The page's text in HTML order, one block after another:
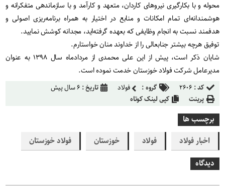
محوله و با بکارگیری نیروهای کاردان، متعهد و کارآمد و با سازماندهی متفکرانه و
هوشمندانه‌ای تمام امکانات و منابع در اختیار به همراه برنامه‌ریزی اصولی و
هدفمند نسبت به انجام وظایفی که بعهده گرفته‌اید، مجدانه کوشش نمایید.
توفیق هرچه بیشتر جنابعالی را از خداوند منان خواستارم.
شایان ذکر است، پیش از این علی محمدی از مردادماه سال ۱۳۹۸ به عنوان
مدیرعامل شرکت فولاد خوزستان خدمت نموده است.
کد : ۲۶۰۶ گروه : فولاد تاریخ : ۶ سال پیش
پرینت
کپی لینک کوتاه
برچسب ها
اخبار فولاد
فولاد خوزستان
فولاد خوزستان
دیدگاه